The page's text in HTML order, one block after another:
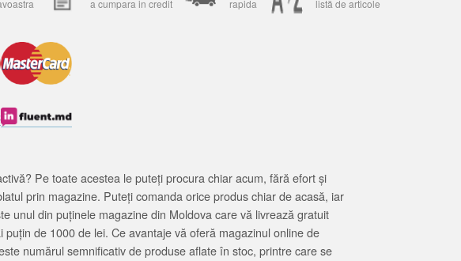
a cumpara in credit
rapida
listă de articole
Pe toate acestea le puteți procura chiar acum, fără efort și
prin magazine. Puteți comanda orice produs chiar de acasă, iar
unul din puținele magazine din Moldova care vă livrează gratuit
de 1000 de lei. Ce avantaje vă oferă magazinul online de
numărul semnificativ de produse aflate în stoc, printre care se